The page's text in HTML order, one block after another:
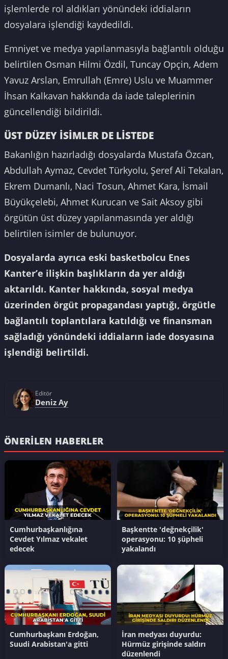
işlemlerde rol aldıkları yönündeki iddiaların
dosyalara işlendiği kaydedildi.
Emniyet ve medya yapılanmasıyla bağlantılı olduğu
belirtilen Osman Hilmi Özdil, Tuncay Opçin, Adem
Yavuz Arslan, Emrullah (Emre) Uslu ve Muammer
İhsan Kalkavan hakkında da iade taleplerinin
güncellendiği bildirildi.
ÜST DÜZEY İSİMLER DE LİSTEDE
Bakanlığın hazırladığı dosyalarda Mustafa Özcan,
Abdullah Aymaz, Cevdet Türkyolu, Şeref Ali Tekalan,
Ekrem Dumanlı, Naci Tosun, Ahmet Kara, İsmail
Büyükçelebi, Ahmet Kurucan ve Sait Aksoy gibi
örgütün üst düzey yapılanmasında yer aldığı
belirtilen isimler de bulunuyor.
Dosyalarda ayrıca eski basketbolcu Enes
Kanter’e ilişkin başlıkların da yer aldığı
aktarıldı. Kanter hakkında, sosyal medya
üzerinden örgüt propagandası yaptığı, örgütle
bağlantılı toplantılara katıldığı ve finansman
sağladığı yönündeki iddiaların iade dosyasına
işlendiği belirtildi.
Editör
Deniz Ay
ÖNERILEN HABERLER
Cumhurbaşkanlığına
Cevdet Yılmaz vekalet
edecek
Başkentte 'değnekçilik'
operasyonu: 10 şüpheli
yakalandı
Cumhurbaşkanı Erdoğan,
Suudi Arabistan'a gitti
İran medyası duyurdu:
Hürmüz girişinde saldırı
düzenlendi